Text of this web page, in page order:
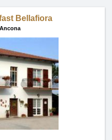
Bellafiora
Ancona